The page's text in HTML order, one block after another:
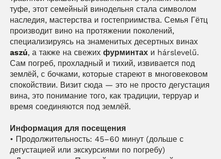
туфе, этот семейный винодельня стала символом
наследия, мастерства и гостеприимства. Семья Гётц
производит вино на протяжении поколений,
aszú, а также на свежих фурминтах и hárslevelű.
Сам погреб, прохладный и тихий, извивается под
землёй, с бочками, которые стареют в многовековом
спокойствии. Визит сюда — это не просто дегустация
вина, это понимание того, как традиции, терруар и
время соединяются под землёй.
Информация для посещения
• Продолжительность: 45–60 минут (дольше с
дегустацией или экскурсиями по погребу)